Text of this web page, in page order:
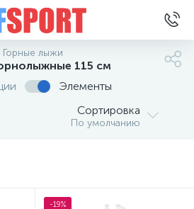
Горные лыжи
115 см
Элементы
Сортировка
По умолчанию
-19%